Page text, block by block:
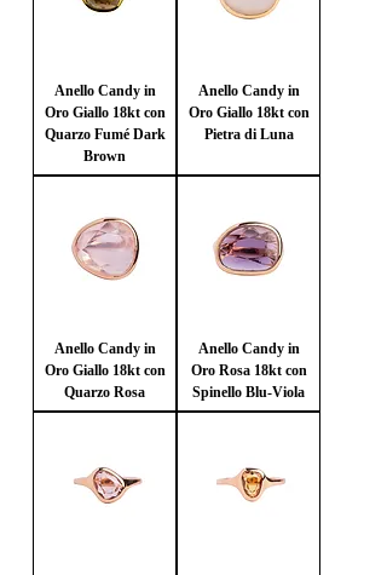
Anello Candy in
Oro Giallo 18kt con
Quarzo Fumé Dark
Brown
Anello Candy in
Oro Giallo 18kt con
Pietra di Luna
Anello Candy in
Oro Giallo 18kt con
Quarzo Rosa
Anello Candy in
Oro Rosa 18kt con
Spinello Blu-Viola